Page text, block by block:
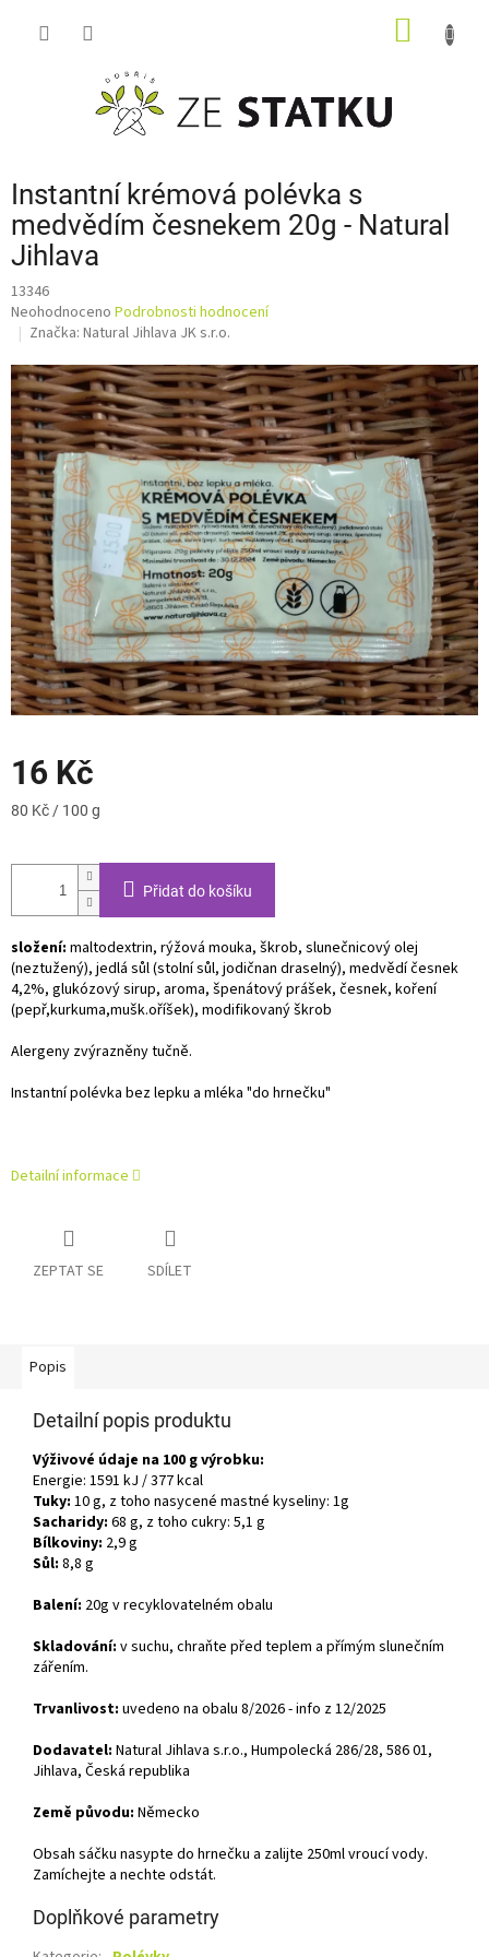
Instantní krémová polévka s
medvědím česnekem 20g - Natural
Jihlava
13346
Průměrné
hodnocení
je
0,0
z
5
hvězdiček.
Neohodnoceno Podrobnosti hodnocení
Značka: Natural Jihlava JK s.r.o.
16 Kč
Měrná
80 Kč / 100 g
Přidat do košíku
složení: maltodextrin, rýžová mouka, škrob, slunečnicový olej
(neztužený), jedlá sůl (stolní sůl, jodičnan draselný), medvědí česnek
4,2%, glukózový sirup, aroma, špenátový prášek, česnek, koření
(pepř,kurkuma,mušk.oříšek), modifikovaný škrob
Alergeny zvýrazněny tučně.
Instantní polévka bez lepku a mléka "do hrnečku"
Detailní informace
ZEPTAT SE SDÍLET
Popis
Detailní popis produktu
Výživové údaje na 100 g výrobku:
Energie: 1591 kJ / 377 kcal
Tuky: 10 g, z toho nasycené mastné kyseliny: 1g
Sacharidy: 68 g, z toho cukry: 5,1 g
Bílkoviny: 2,9 g
Sůl: 8,8 g
Balení: 20g v recyklovatelném obalu
Skladování: v suchu, chraňte před teplem a přímým slunečním
zářením.
Trvanlivost: uvedeno na obalu 8/2026 - info z 12/2025
Dodavatel: Natural Jihlava s.r.o., Humpolecká 286/28, 586 01,
Jihlava, Česká republika
Země původu: Německo
Obsah sáčku nasypte do hrnečku a zalijte 250ml vroucí vody.
Zamíchejte a nechte odstát.
Doplňkové parametry